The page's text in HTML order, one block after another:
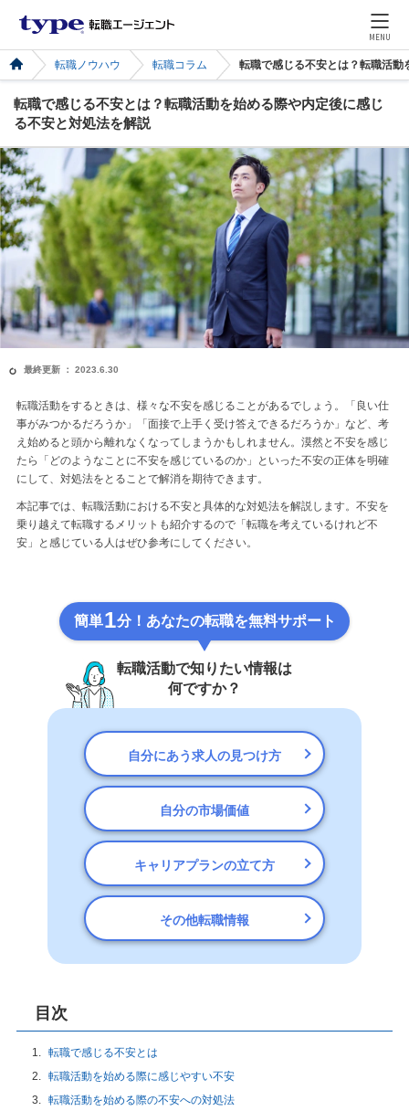
MENU
転職ノウハウ 転職コラム 転職で感じる不安とは？転職活動
転職で感じる不安とは？転職活動を始める際や内定後に感じ
る不安と対処法を解説
最終更新 ： 2023.6.30
転職活動をするときは、様々な不安を感じることがあるでしょう。「良い仕
事がみつかるだろうか」「面接で上手く受け答えできるだろうか」など、考
え始めると頭から離れなくなってしまうかもしれません。漠然と不安を感じ
たら「どのようなことに不安を感じているのか」といった不安の正体を明確
にして、対処法をとることで解消を期待できます。
本記事では、転職活動における不安と具体的な対処法を解説します。不安を
乗り越えて転職するメリットも紹介するので「転職を考えているけれど不
安」と感じている人はぜひ参考にしてください。
簡単1分！あなたの転職を無料サポート
転職活動で知りたい情報は
何ですか？
自分にあう求人の見つけ方
自分の市場価値
キャリアプランの立て方
その他転職情報
目次
転職で感じる不安とは
転職活動を始める際に感じやすい不安
転職活動を始める際の不安への対処法